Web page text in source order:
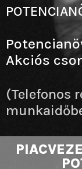
Akciós
(Telefonos